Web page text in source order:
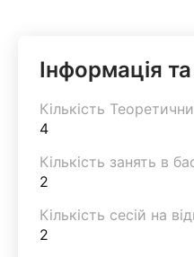
Інформація
Кількість
4
Кількість занять в
2
Кількість сесій на
2